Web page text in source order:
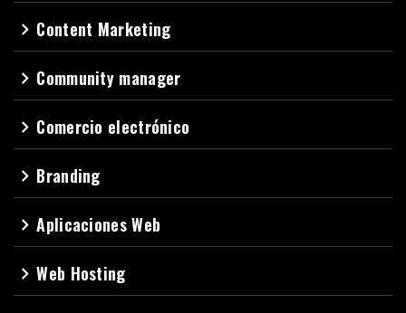
navigate_next Content Marketing
navigate_next Community manager
navigate_next Comercio electrónico
navigate_next Branding
navigate_nextAplicaciones Web
navigate_nextWeb Hosting